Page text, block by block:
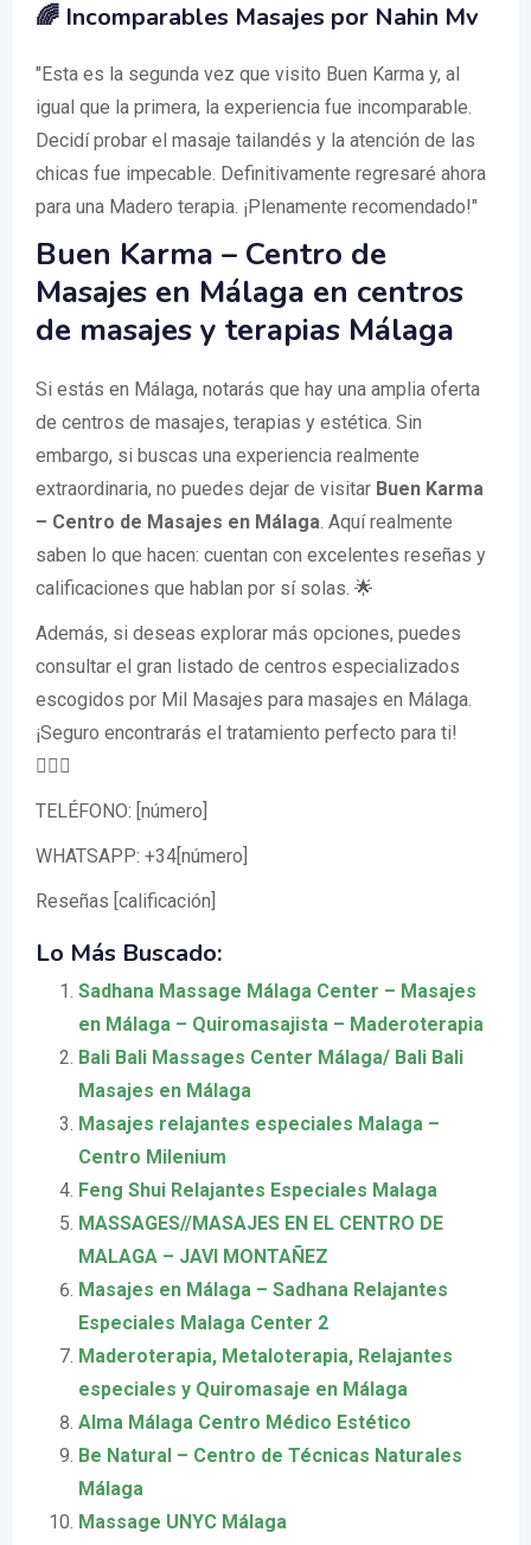
🌈 Incomparables Masajes por Nahin Mv
"Esta es la segunda vez que visito Buen Karma y, al
igual que la primera, la experiencia fue incomparable.
Decidí probar el masaje tailandés y la atención de las
chicas fue impecable. Definitivamente regresaré ahora
para una Madero terapia. ¡Plenamente recomendado!"
Buen Karma – Centro de
Masajes en Málaga en centros
de masajes y terapias Málaga
Si estás en Málaga, notarás que hay una amplia oferta
de centros de masajes, terapias y estética. Sin
embargo, si buscas una experiencia realmente
extraordinaria, no puedes dejar de visitar Buen Karma
– Centro de Masajes en Málaga. Aquí realmente
saben lo que hacen: cuentan con excelentes reseñas y
calificaciones que hablan por sí solas. 🌟
Además, si deseas explorar más opciones, puedes
consultar el gran listado de centros especializados
escogidos por Mil Masajes para masajes en Málaga.
¡Seguro encontrarás el tratamiento perfecto para ti!
💆‍♀️✨
TELÉFONO: [número]
WHATSAPP: +34[número]
Reseñas [calificación]
Lo Más Buscado:
Sadhana Massage Málaga Center – Masajes
en Málaga – Quiromasajista – Maderoterapia
Bali Bali Massages Center Málaga/ Bali Bali
Masajes en Málaga
Masajes relajantes especiales Malaga –
Centro Milenium
Feng Shui Relajantes Especiales Malaga
MASSAGES//MASAJES EN EL CENTRO DE
MALAGA – JAVI MONTAÑEZ
Masajes en Málaga – Sadhana Relajantes
Especiales Malaga Center 2
Maderoterapia, Metaloterapia, Relajantes
especiales y Quiromasaje en Málaga
Alma Málaga Centro Médico Estético
Be Natural – Centro de Técnicas Naturales
Málaga
Massage UNYC Málaga